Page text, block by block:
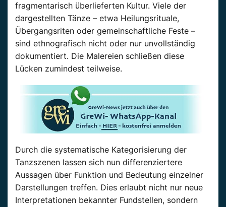
fragmentarisch überlieferten Kultur. Viele der
dargestellten Tänze – etwa Heilungsrituale,
Übergangsriten oder gemeinschaftliche Feste –
sind ethnografisch nicht oder nur unvollständig
dokumentiert. Die Malereien schließen diese
Lücken zumindest teilweise.
Durch die systematische Kategorisierung der
Tanzszenen lassen sich nun differenziertere
Aussagen über Funktion und Bedeutung einzelner
Darstellungen treffen. Dies erlaubt nicht nur neue
Interpretationen bekannter Fundstellen, sondern